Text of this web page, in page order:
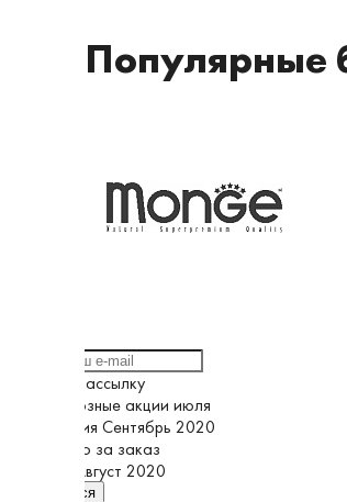
Популярные
Выберите рассылку
Грандиозные акции июля
Кампания Сентябрь 2020
Спасибо за заказ
Супер Август 2020
Подписаться